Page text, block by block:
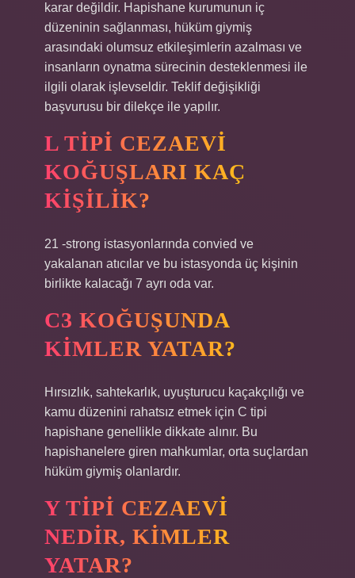
karar değildir. Hapishane kurumunun iç
düzeninin sağlanması, hüküm giymiş
arasındaki olumsuz etkileşimlerin azalması ve
insanların oynatma sürecinin desteklenmesi ile
ilgili olarak işlevseldir. Teklif değişikliği
başvurusu bir dilekçe ile yapılır.
L TIPI CEZAEVI
KOĞUŞLARI KAÇ
KIŞILIK?
21 -strong istasyonlarında convied ve
yakalanan atıcılar ve bu istasyonda üç kişinin
birlikte kalacağı 7 ayrı oda var.
C3 KOĞUŞUNDA
KIMLER YATAR?
Hırsızlık, sahtekarlık, uyuşturucu kaçakçılığı ve
kamu düzenini rahatsız etmek için C tipi
hapishane genellikle dikkate alınır. Bu
hapishanelere giren mahkumlar, orta suçlardan
hüküm giymiş olanlardır.
Y TIPI CEZAEVI
NEDIR, KIMLER
YATAR?